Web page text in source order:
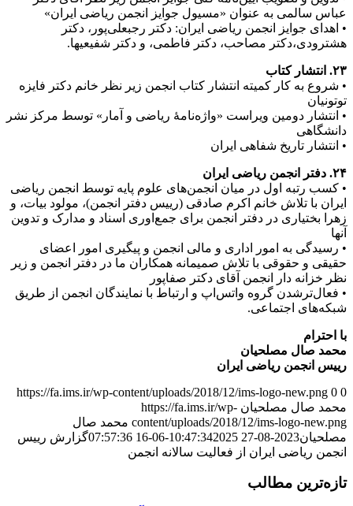
عباس سالمی به عنوان «مسیول جوایز انجمن ریاضی ایران»
• اهدای جوایز انجمن ریاضی ایران: دکتر رجبعلی‌پور، دکتر
هشترودی،دکتر مصاحب، دکتر فاطمی، و دکتر شفیعیها.
۲۳. انتشار کتاب
• شروع به کار کمیته انتشار کتاب انجمن زیر نظر خانم دکتر فایزه
توتونیان
• انتشار دومین ویراست «واژه‌نامۀ ریاضی و آمار» توسط مرکز نشر
دانشگاهی
• انتشار تاریخ شفاهی ایران
۲۴. دفتر انجمن ریاضی ایران
• کسب رتبه اول در میان انجمن‌های علوم پایه توسط انجمن ریاضی
ایران با تلاش خانم اکرم صادقی (رییس دفتر انجمن)، مولود بیات، و
زهرا بختیاری در دفتر انجمن برای جمع‌اوری اسناد و مدارک و تدوین
آنها
• رسیدگی به امور اداری و مالی انجمن و پیگیری امور اعضای
حقیقی و حقوقی با تلاش صمیمانه همکاران ما در دفتر انجمن و زیر
نظر خزانه ‌دار انجمن آقای دکتر صفاپور
• فعال‌ترشدن گروه واتس‌اپ و ارتباط با نمایندگان انجمن از طریق
شبکه‌های اجتماعی.
با احترام
محمد صال مصلحیان
رییس انجمن ریاضی ایران
https://fa.ims.ir/wp-content/uploads/2018/12/ims-logo-new.png 0 0
محمد صال مصلحیان https://fa.ims.ir/wp-
content/uploads/2018/12/ims-logo-new.png محمد صال
مصلحیان2023-08-27 10:47:34
2025-06-16 07:57:36
گزارش رییس
انجمن ریاضی ایران از فعالیت سالانه انجمن
تازه‌ترین مطالب